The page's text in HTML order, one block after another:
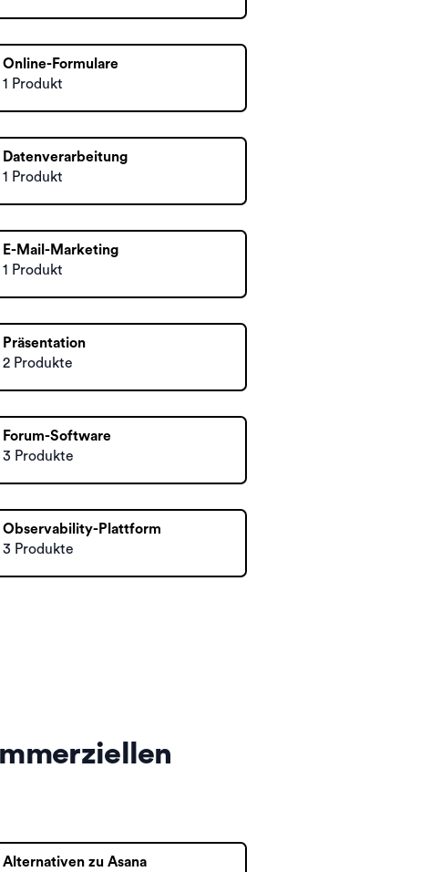
Online-Formulare
1 Produkt
Datenverarbeitung
1 Produkt
E-Mail-Marketing
1 Produkt
Präsentation
2 Produkte
Forum-Software
3 Produkte
Observability-Plattform
3 Produkte
Alternativen zu Asana